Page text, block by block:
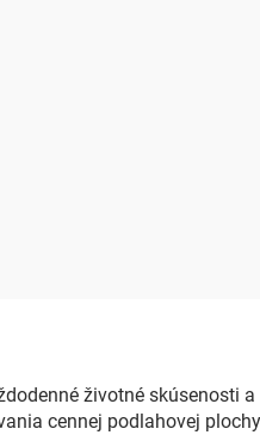
životné skúsenosti a
cennej podlahovej